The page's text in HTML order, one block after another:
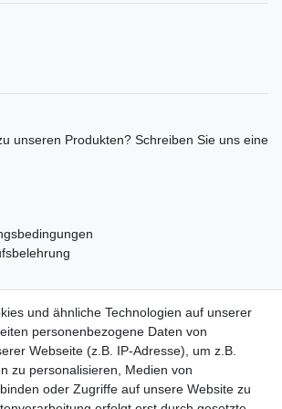
unseren Produkten? Schreiben Sie uns eine
und ähnliche Technologien auf unserer
personenbezogene Daten von
Webseite (z.B. IP-Adresse), um z.B.
zu personalisieren, Medien von
oder Zugriffe auf unsere Website zu